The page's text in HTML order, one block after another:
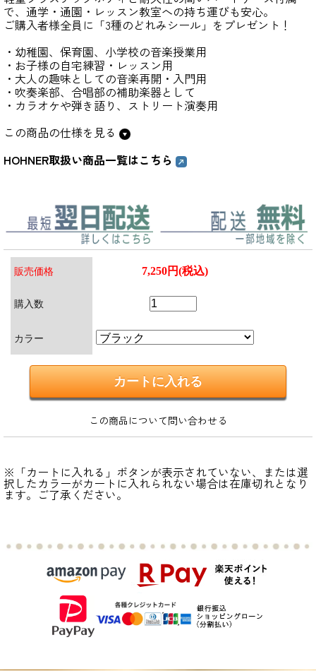
で、通学・通園・レッスン教室への持ち運びも安心。
ご購入者様全員に「3種のどれみシール」をプレゼント！
・幼稚園、保育園、小学校の音楽授業用
・お子様の自宅練習・レッスン用
・大人の趣味としての音楽再開・入門用
・吹奏楽部、合唱部の補助楽器として
・カラオケや弾き語り、ストリート演奏用
この商品の仕様を見る
HOHNER取扱い商品一覧はこちら
販売価格 7,250円(税込)
購入数
カラー
この商品について問い合わせる
※「カートに入れる」ボタンが表示されていない、または選
択したカラーがカートに入れられない場合は在庫切れとなり
ます。ご了承ください。